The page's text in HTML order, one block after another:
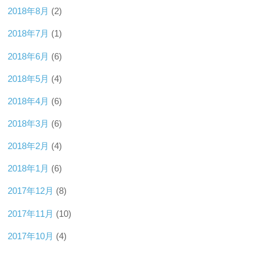
2018年8月 (2)
2018年7月 (1)
2018年6月 (6)
2018年5月 (4)
2018年4月 (6)
2018年3月 (6)
2018年2月 (4)
2018年1月 (6)
2017年12月 (8)
2017年11月 (10)
2017年10月 (4)